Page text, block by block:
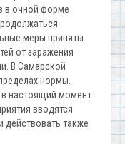
в очной форме
меры приняты
от заражения
В Самарской
нормы.
настоящий момент
вводятся
действовать также